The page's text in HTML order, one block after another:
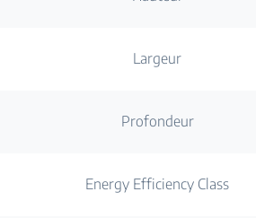
Largeur
Profondeur
Energy Efficiency Class